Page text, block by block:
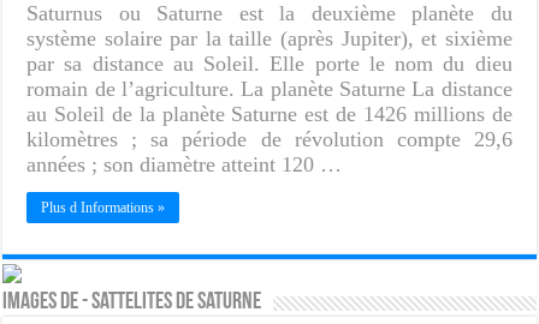
Saturnus ou Saturne est la deuxième planète du
système solaire par la taille (après Jupiter), et sixième
par sa distance au Soleil. Elle porte le nom du dieu
romain de l’agriculture. La planète Saturne La distance
au Soleil de la planète Saturne est de 1426 millions de
kilomètres ; sa période de révolution compte 29,6
années ; son diamètre atteint 120 …
Plus d Informations »
Images de - Sattelites de saturne